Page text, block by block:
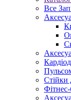
Все
Стійки